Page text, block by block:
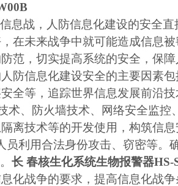
息战，人防信息化建设的安全
在未来战争中就可能造成信息
范，切实提高系统的安全，保
防信息化建设安全的主要因素
全等，追踪世界信息发展前沿技
、防火墙技术、网络安全监控
离技术等的开发使用，构筑信
利用合法身份攻击、窃密等。
长 春核生化系统生物报警器HS-
化战争的要求，提高信息化战